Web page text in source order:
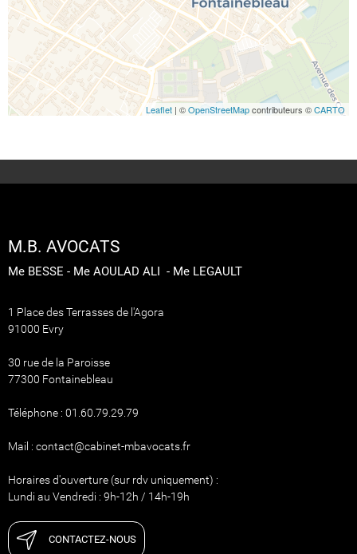
Leaflet | ©OpenStreetMapcontributeurs ©CARTO
M.B. AVOCATS
Me BESSE - Me AOULAD ALI - Me LEGAULT
1 Place des Terrasses de l'Agora
91000 Evry
30 rue de la Paroisse
77300 Fontainebleau
Téléphone : 01.60.79.29.79
Mail : contact@cabinet-mbavocats.fr
Horaires d'ouverture (sur rdv uniquement) :
Lundi au Vendredi : 9h-12h / 14h-19h
CONTACTEZ-NOUS